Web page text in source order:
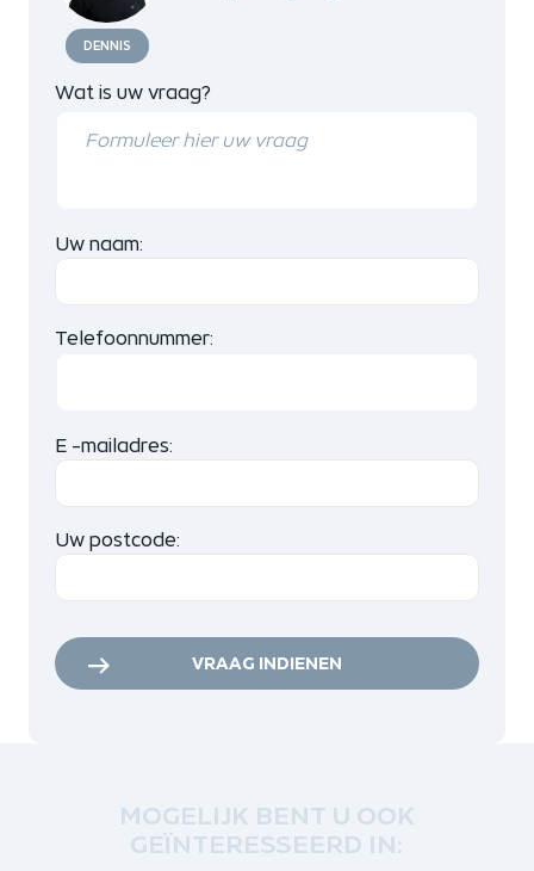
DENNIS
Wat is uw vraag?
Uw naam:
Telefoonnummer:
E -mailadres:
Uw postcode:
VRAAG INDIENEN
MOGELIJK BENT U OOK
GEÏNTERESSEERD IN: